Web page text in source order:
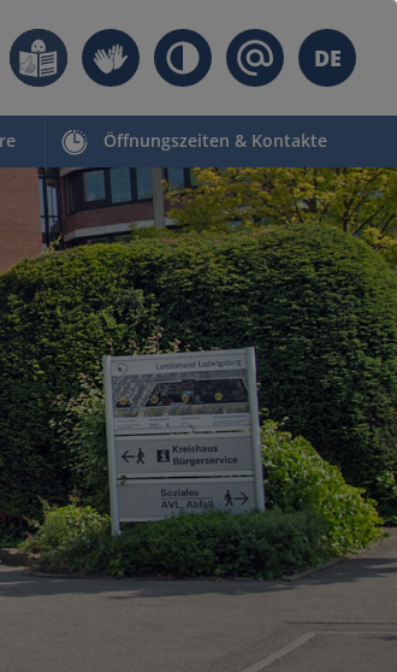
DE
Öffnungszeiten & Kontakte